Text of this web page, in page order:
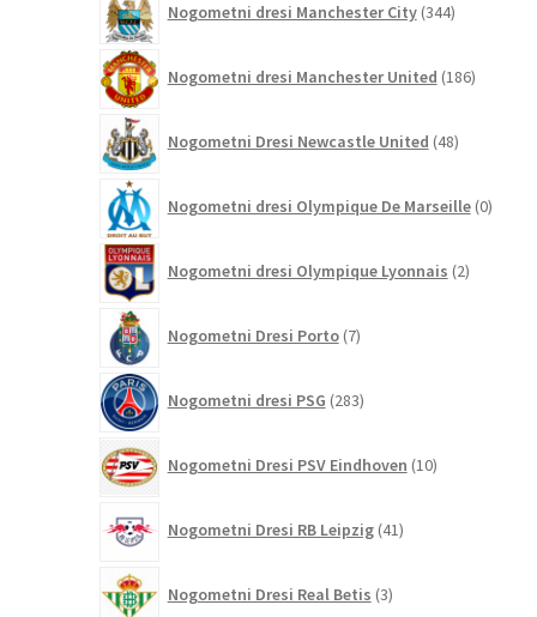
Nogometni dresi Manchester City 344izdelkov
Nogometni dresi Manchester United 186izdelkov
Nogometni Dresi Newcastle United 48izdelkov
Nogometni dresi Olympique De Marseille 0
Nogometni dresi Olympique Lyonnais 2izdelka
Nogometni Dresi Porto 7izdelkov
Nogometni dresi PSG 283izdelkov
Nogometni Dresi PSV Eindhoven 10izdelkov
Nogometni Dresi RB Leipzig 41izdelkov
Nogometni Dresi Real Betis 3izdelki